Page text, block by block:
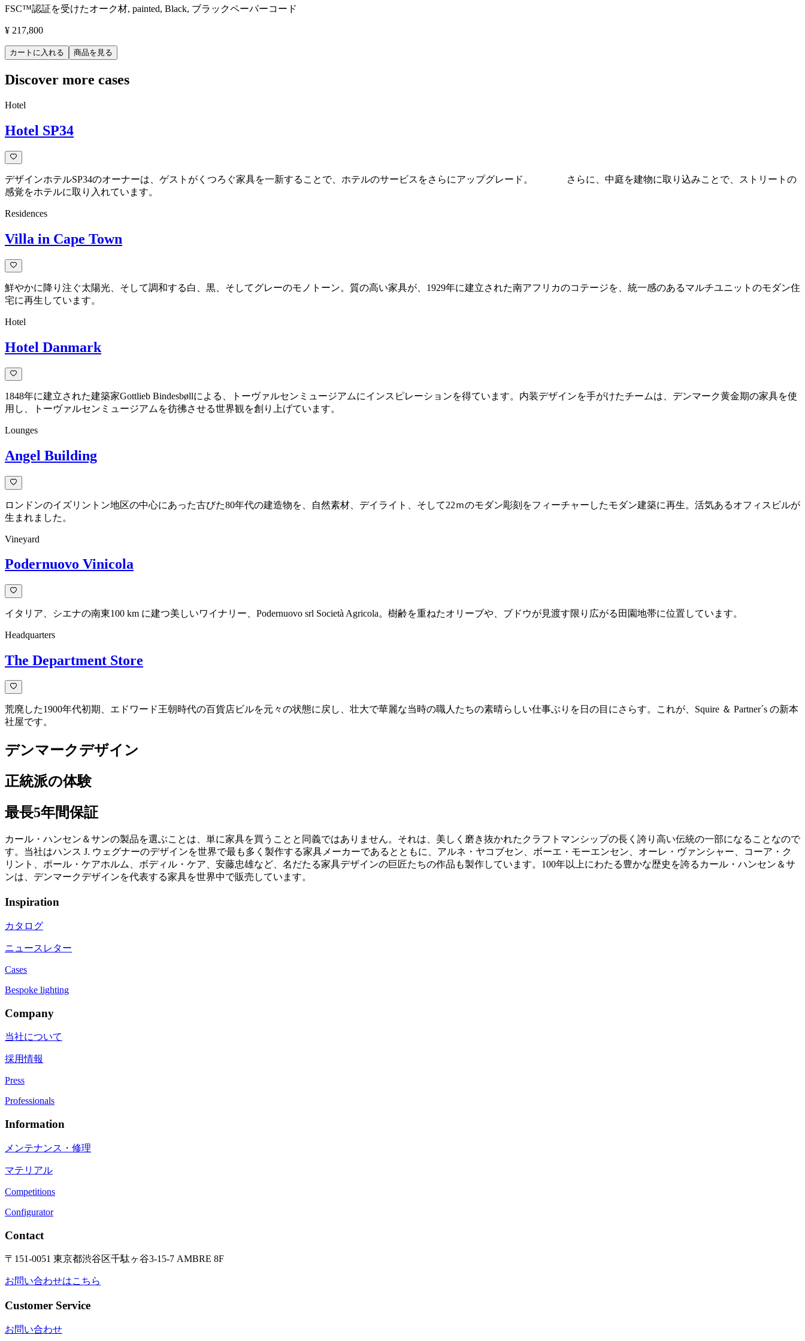
FSC™認証を受けたオーク材, painted, Black, ブラックペーパーコード
¥ 217,800
カートに入れる 商品を見る
Discover more cases
Hotel
Hotel SP34
デザインホテルSP34のオーナーは、ゲストがくつろぐ家具を一新することで、ホテルのサービスをさらにアップグレード。 さらに、中庭を建物に取り込みことで、ストリートの
感覚をホテルに取り入れています。
Residences
Villa in Cape Town
鮮やかに降り注ぐ太陽光、そして調和する白、黒、そしてグレーのモノトーン。質の高い家具が、1929年に建立された南アフリカのコテージを、統一感のあるマルチユニットのモダン住
宅に再生しています。
Hotel
Hotel Danmark
1848年に建立された建築家Gottlieb Bindesbøllによる、トーヴァルセンミュージアムにインスピレーションを得ています。内装デザインを手がけたチームは、デンマーク黄金期の家具を使
用し、トーヴァルセンミュージアムを彷彿させる世界観を創り上げています。
Lounges
Angel Building
ロンドンのイズリントン地区の中心にあった古びた80年代の建造物を、自然素材、デイライト、そして22ｍのモダン彫刻をフィーチャーしたモダン建築に再生。活気あるオフィスビルが
生まれました。
Vineyard
Podernuovo Vinicola
イタリア、シエナの南東100 km に建つ美しいワイナリー、Podernuovo srl Società Agricola。樹齢を重ねたオリーブや、ブドウが見渡す限り広がる田園地帯に位置しています。
Headquarters
The Department Store
荒廃した1900年代初期、エドワード王朝時代の百貨店ビルを元々の状態に戻し、壮大で華麗な当時の職人たちの素晴らしい仕事ぶりを日の目にさらす。これが、Squire ＆ Partner´s の新本
社屋です。
デンマークデザイン
正統派の体験
最長5年間保証
カール・ハンセン＆サンの製品を選ぶことは、単に家具を買うことと同義ではありません。それは、美しく磨き抜かれたクラフトマンシップの長く誇り高い伝統の一部になることなので
す。当社はハンス J. ウェグナーのデザインを世界で最も多く製作する家具メーカーであるとともに、アルネ・ヤコブセン、ボーエ・モーエンセン、オーレ・ヴァンシャー、コーア・ク
リント、ポール・ケアホルム、ボディル・ケア、安藤忠雄など、名だたる家具デザインの巨匠たちの作品も製作しています。100年以上にわたる豊かな歴史を誇るカール・ハンセン＆サ
ンは、デンマークデザインを代表する家具を世界中で販売しています。
Inspiration
カタログ
ニュースレター
Cases
Bespoke lighting
Company
当社について
採用情報
Press
Professionals
Information
メンテナンス・修理
マテリアル
Competitions
Configurator
Contact
〒151-0051 東京都渋谷区千駄ヶ谷3-15-7 AMBRE 8F
お問い合わせはこちら
Customer Service
お問い合わせ